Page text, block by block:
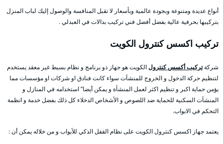
أنواع عديدة ومتنوعة وبجودة عالمية وبأسعار لا تقبل المنافسة والوصول إليك لباب المنزل
بتركيبها بحرفية عالية بفضل أفضل فني تركيب بدالات في العبدلي .
تركيب اكسس كنترول الكويت
شركةتركيب أكسس كنترولالكويت هو جهاز ذو برنامج و نظام بسيط غير معقد يستخدم
لتنظيم حركة الدخول و الخروج للمنشآت سواء كانت فنادق او شركات او مؤسسات مما
يؤمن حماية اكبر و تنظيم اكثر لعمل المنشأة و يمكن أيضا” استخدامه في المنازل و
المنشآت السكنية للحماية ضد اللصوص و الأشخاص الدخلاء كل ذلك بفضل خدمة و انظمة
التحكم في الابواب.
يعتمد جهاز اكسس كنترول الكويت على نظام القفل الذكي للأبواب و من خلاله يمكن أن :